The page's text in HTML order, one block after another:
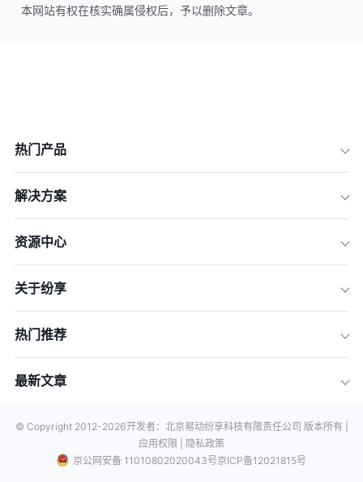
本网站有权在核实确属侵权后，予以删除文章。
热门产品
解决方案
资源中心
关于纷享
热门推荐
最新文章
© Copyright 2012-2026开发者：北京易动纷享科技有限责任公司 版本所有 |
应用权限 |
隐私政策
京公网安备 11010802020043号京ICP备12021815号